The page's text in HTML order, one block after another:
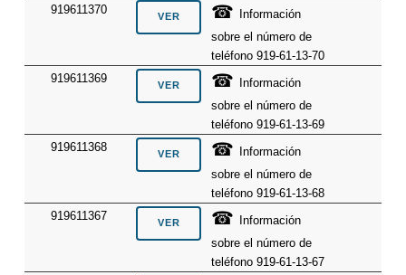
919611370
☎
Información
sobre el número de
teléfono 919-61-13-70
919611369
☎
Información
sobre el número de
teléfono 919-61-13-69
919611368
☎
Información
sobre el número de
teléfono 919-61-13-68
919611367
☎
Información
sobre el número de
teléfono 919-61-13-67